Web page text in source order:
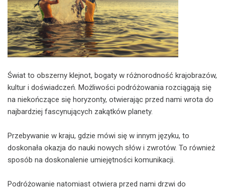
Świat to obszerny klejnot, bogaty w różnorodność krajobrazów,
kultur i doświadczeń. Możliwości podróżowania rozciągają się
na niekończące się horyzonty, otwierając przed nami wrota do
najbardziej fascynujących zakątków planety.
Przebywanie w kraju, gdzie mówi się w innym języku, to
doskonała okazja do nauki nowych słów i zwrotów. To również
sposób na doskonalenie umiejętności komunikacji.
Podróżowanie natomiast otwiera przed nami drzwi do